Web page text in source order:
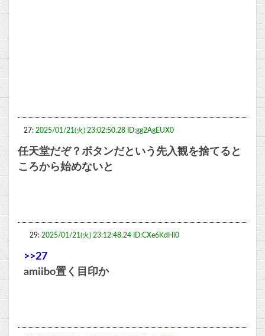
27: 2025/01/21(火) 23:02:50.28 ID:gg2AgEUX0
任天堂だぞ？ボタンだという先入観を捨てると
ころから始めないと
29: 2025/01/21(火) 23:12:48.24 ID:CXe6KdHi0
>>27
amiibo置く目印か